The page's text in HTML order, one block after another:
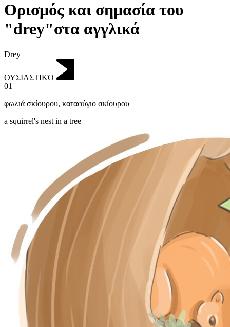
Ορισμός και σημασία του
"drey"στα αγγλικά
Drey
ΟΥΣΙΑΣΤΙΚΌ
01
φωλιά σκίουρου, καταφύγιο σκίουρου
a squirrel's nest in a tree